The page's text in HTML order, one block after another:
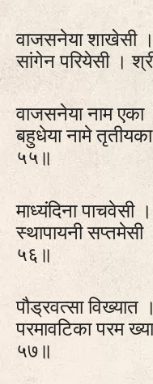
वाजसनेया शाखेसी
सांगेन परियेसी ।
वाजसनेया नाम एका
बहुधेया नामे
५५॥
माध्यंदिना पाचवेसी
स्थापायनी
५६॥
पौड्रवत्सा
परमावटिका परम
५७॥